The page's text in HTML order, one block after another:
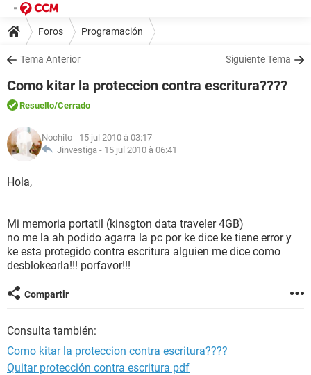
Foros Programación
Tema Anterior Siguiente Tema
Como kitar la proteccion contra escritura????
Resuelto/Cerrado
Nochito - 15 jul 2010 à 03:17
Jinvestiga - 15 jul 2010 à 06:41
Hola,
Mi memoria portatil (kinsgton data traveler 4GB)
no me la ah podido agarra la pc por ke dice ke tiene error y
ke esta protegido contra escritura alguien me dice como
desblokearla!!! porfavor!!!
Compartir
Consulta también:
Como kitar la proteccion contra escritura????
Quitar protección contra escritura pdf